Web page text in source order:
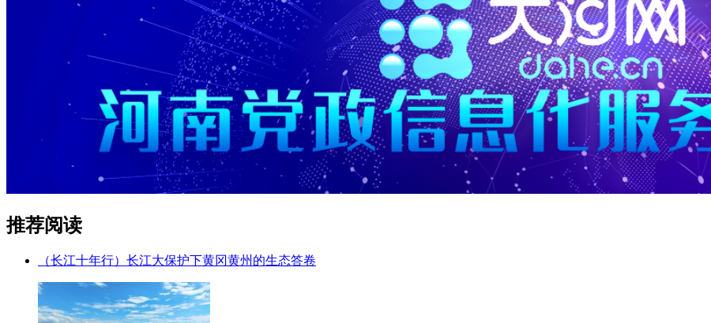
推荐阅读
（长江十年行）长江大保护下黄冈黄州的生态答卷